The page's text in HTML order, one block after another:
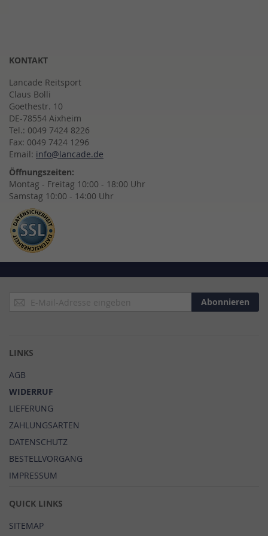
KONTAKT
Lancade Reitsport
Claus Bolli
Goethestr. 10
DE-78554 Aixheim
Tel.: 0049 7424 8226
Fax: 0049 7424 1296
Email: info@lancade.de
Öffnungszeiten:
Montag - Freitag 10:00 - 18:00 Uhr
Samstag 10:00 - 14:00 Uhr
Anmeldung
zum
Abonnieren
LINKS
AGB
WIDERRUF
LIEFERUNG
ZAHLUNGSARTEN
DATENSCHUTZ
BESTELLVORGANG
IMPRESSUM
QUICK LINKS
SITEMAP